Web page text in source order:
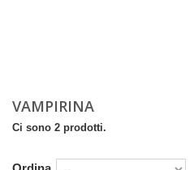
VAMPIRINA
Ci sono 2 prodotti.